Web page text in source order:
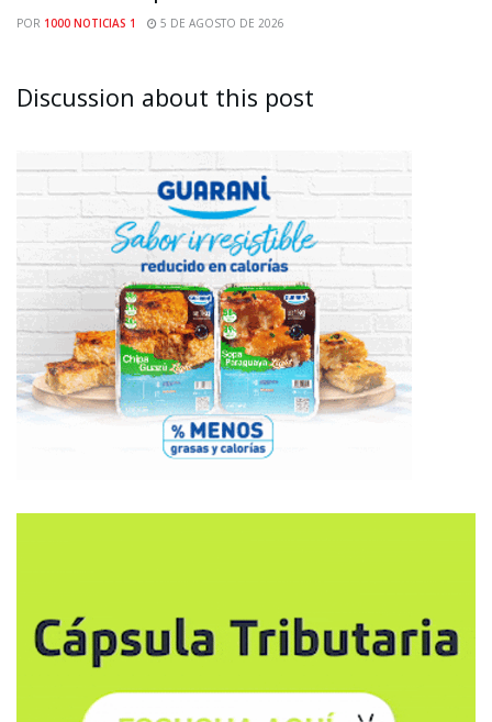
POR 1000 NOTICIAS 1 5 DE AGOSTO DE 2026
Discussion about this post